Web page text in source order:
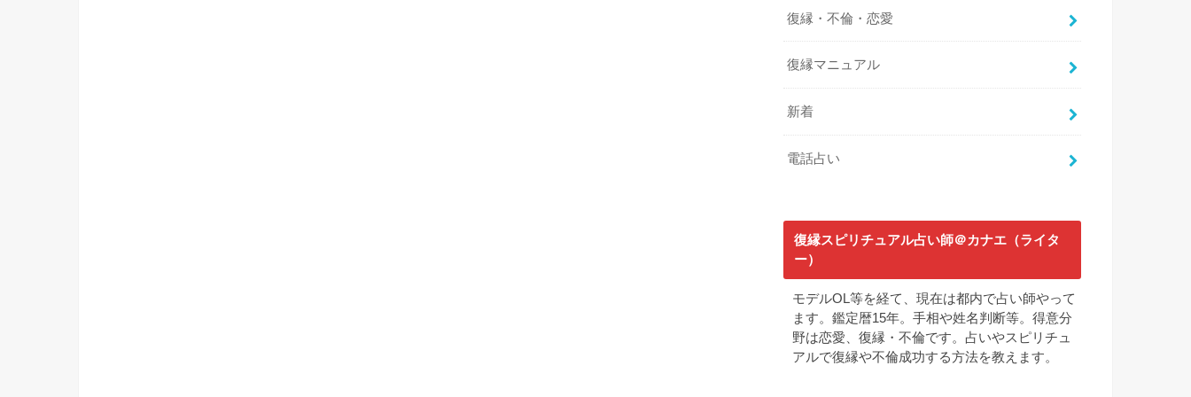
復縁・不倫・恋愛
復縁マニュアル
新着
電話占い
復縁スピリチュアル占い師＠カナエ（ライタ
ー）
モデルOL等を経て、現在は都内で占い師やって
ます。鑑定暦15年。手相や姓名判断等。得意分
野は恋愛、復縁・不倫です。占いやスピリチュ
アルで復縁や不倫成功する方法を教えます。